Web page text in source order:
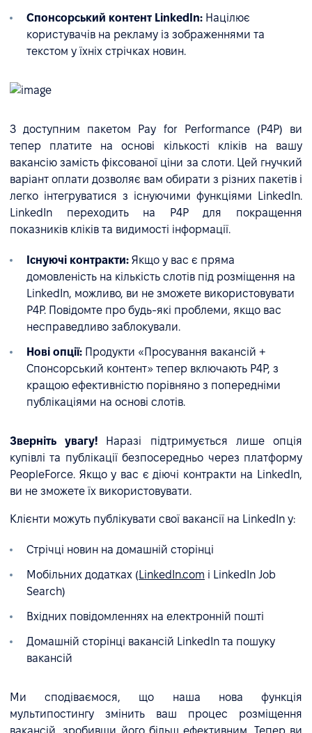
Спонсорський контент LinkedIn: Націлює
користувачів на рекламу із зображеннями та
текстом у їхніх стрічках новин.
З доступним пакетом Pay for Performance (P4P) ви
тепер платите на основі кількості кліків на вашу
вакансію замість фіксованої ціни за слоти. Цей гнучкий
варіант оплати дозволяє вам обирати з різних пакетів і
легко інтегруватися з існуючими функціями LinkedIn.
LinkedIn переходить на P4P для покращення
показників кліків та видимості інформації.
Існуючі контракти: Якщо у вас є пряма
домовленість на кількість слотів під розміщення на
LinkedIn, можливо, ви не зможете використовувати
P4P. Повідомте про будь-які проблеми, якщо вас
несправедливо заблокували.
Нові опції: Продукти «Просування вакансій +
Спонсорський контент» тепер включають P4P, з
кращою ефективністю порівняно з попередніми
публікаціями на основі слотів.
Зверніть увагу! Наразі підтримується лише опція
купівлі та публікації безпосередньо через платформу
PeopleForce. Якщо у вас є діючі контракти на LinkedIn,
ви не зможете їх використовувати.
Клієнти можуть публікувати свої вакансії на LinkedIn у:
Стрічці новин на домашній сторінці
Мобільних додатках ( LinkedIn.com і LinkedIn Job
Search)
Вхідних повідомленнях на електронній пошті
Домашній сторінці вакансій LinkedIn та пошуку
вакансій
Ми сподіваємося, що наша нова функція
мультипостингу змінить ваш процес розміщення